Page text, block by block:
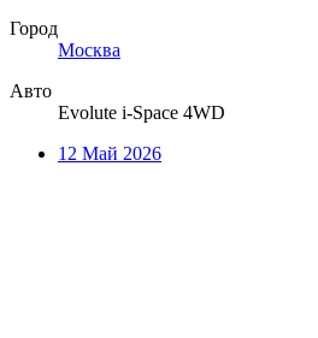
Город
Москва
Авто
Evolute i-Space 4WD
12 Май 2026